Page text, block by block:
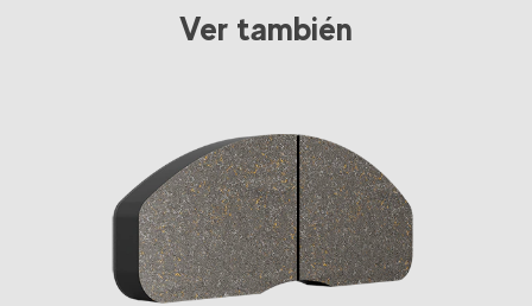
Ver también